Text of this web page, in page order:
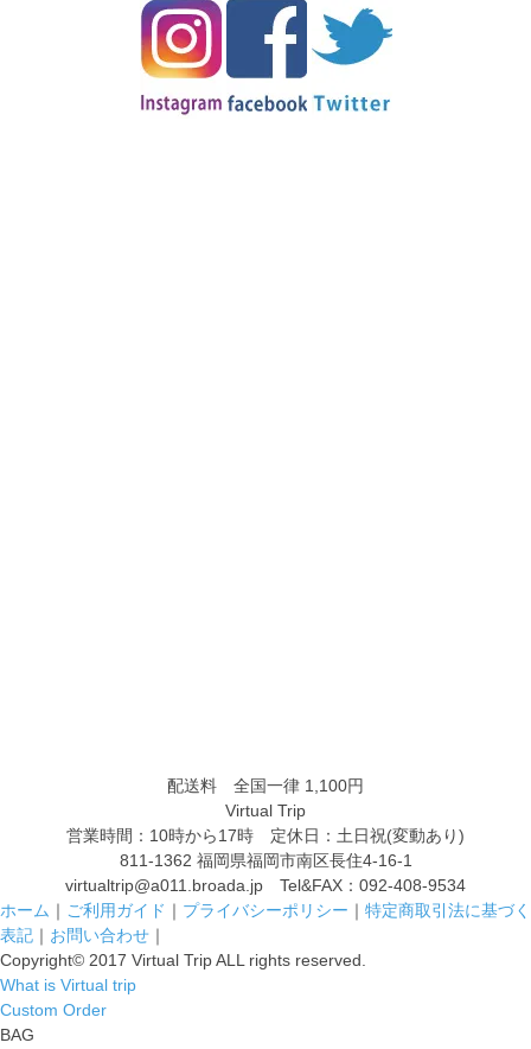
配送料 全国一律 1,100円
Virtual Trip
営業時間：10時から17時 定休日：土日祝(変動あり)
811-1362 福岡県福岡市南区長住4-16-1
virtualtrip@a011.broada.jp Tel&FAX： 092-408-9534
ホーム ｜ ご利用ガイド ｜ プライバシーポリシー ｜ 特定商取引法に基づく
表記 ｜ お問い合わせ ｜
Copyright© 2017 Virtual Trip ALL rights reserved.
What is Virtual trip
Custom Order
BAG